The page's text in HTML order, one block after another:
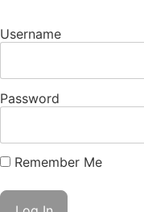
Username
Password
Remember Me